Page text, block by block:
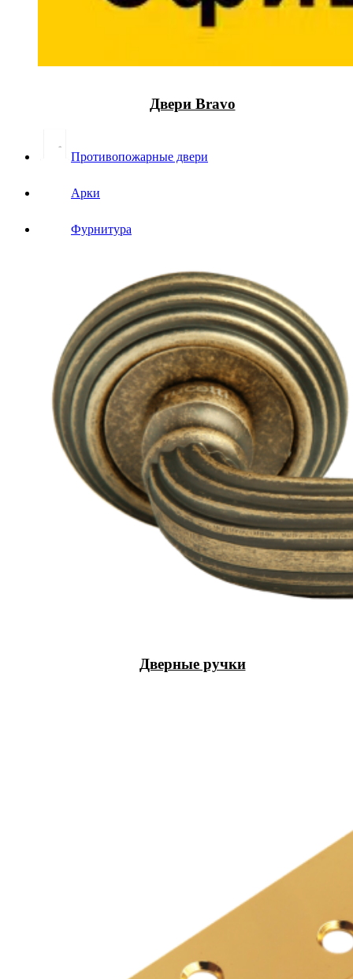
Двери Bravo
Противопожарные двери
Арки
Фурнитура
Дверные ручки